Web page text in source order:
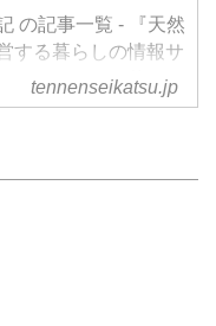
の記事一覧 - 『天然
する暮らしの情報サ
ァッション、暮らし
ろん、Webオリジナ
tennenseikatsu.jp